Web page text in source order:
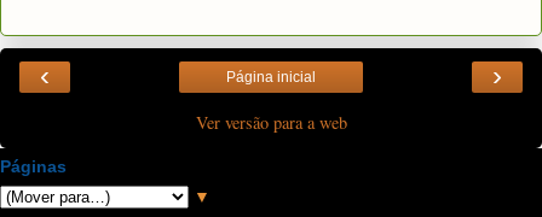
‹ ›
Página inicial
Ver versão para a web
Páginas
▼